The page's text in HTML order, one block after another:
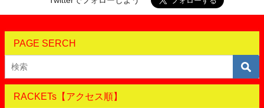
PAGE SERCH
RACKETs【アクセス順】